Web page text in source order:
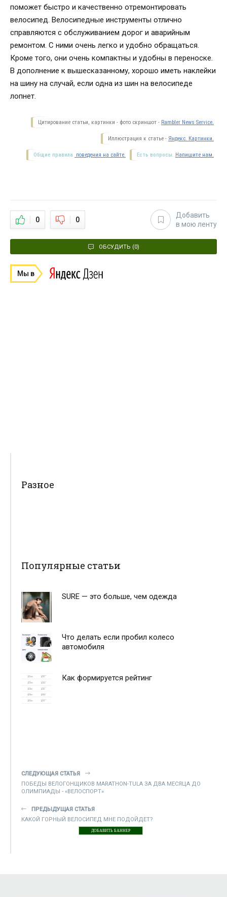
поможет быстро и качественно отремонтировать
велосипед. Велосипедные инструменты отлично
справляются с обслуживанием дорог и аварийным
ремонтом. С ними очень легко и удобно обращаться.
Кроме того, они очень компактны и удобны в переноске.
В дополнение к вышесказанному, хорошо иметь наклейки
на шину на случай, если одна из шин на велосипеде
лопнет.
Цитирование статьи, картинки - фото скриншот - Rambler News Service.
Иллюстрация к статье - Яндекс. Картинки.
Есть вопросы. Напишите нам.
Общие правила поведения на сайте.
0 0
Добавить
в мою ленту
ОБСУДИТЬ (0)
Мы в
Разное
Популярные статьи
SURE — это больше, чем одежда
Что делать если пробил колесо
автомобиля
Как формируется рейтинг
СЛЕДУЮЩАЯ СТАТЬЯ
ПОБЕДЫ ВЕЛОГОНЩИКОВ MАRATHON-TULA ЗА ДВА МЕСЯЦА ДО
ОЛИМПИАДЫ - «ВЕЛОСПОРТ»
ПРЕДЫДУЩАЯ СТАТЬЯ
КАКОЙ ГОРНЫЙ ВЕЛОСИПЕД МНЕ ПОДОЙДЕТ?
ДОБАВИТЬ БАННЕР